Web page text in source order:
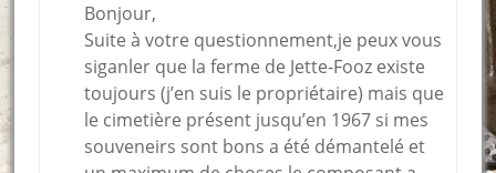
Bonjour,
Suite à votre questionnement,je peux vous
siganler que la ferme de Jette-Fooz existe
toujours (j’en suis le propriétaire) mais que
le cimetière présent jusqu’en 1967 si mes
souveneirs sont bons a été démantelé et